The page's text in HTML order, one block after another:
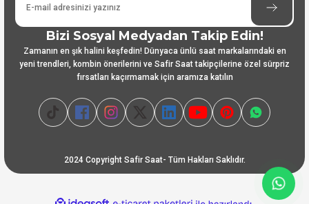
Bizi Sosyal Medyadan Takip Edin!
Zamanın en şık halini keşfedin! Dünyaca ünlü saat markalarındaki en
yeni trendleri, kombin önerilerini ve Safir Saat takipçilerine özel sürpriz
fırsatları kaçırmamak için aramıza katılın
2024 Copyright Safir Saat- Tüm Hakları Saklıdır.